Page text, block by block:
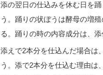
添の翌日の仕込みを休む日を
う。踊りの状ぼうは酵母の増
る。踊りの時の内容成分は、
添えで2本分を仕込んだ場合は
う。添で2本分を仕込む理由は